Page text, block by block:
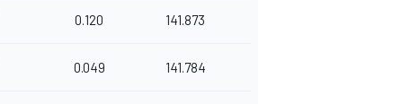
0.120 141.873
0.049 141.784